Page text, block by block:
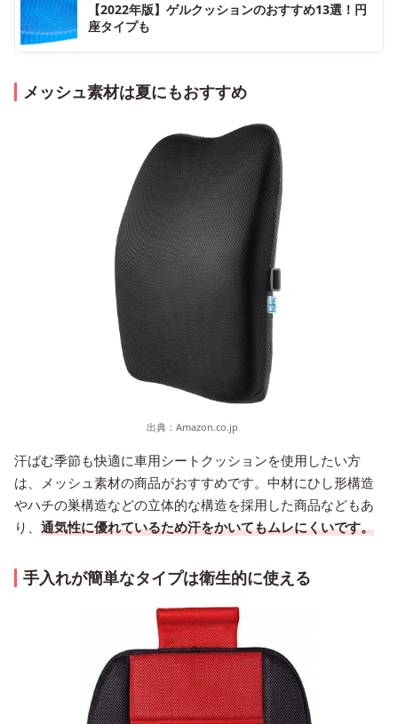
【2022年版】ゲルクッションのおすすめ13選！円
座タイプも
メッシュ素材は夏にもおすすめ
出典： Amazon.co.jp
汗ばむ季節も快適に車用シートクッションを使用したい方
は、メッシュ素材の商品がおすすめです。中材にひし形構造
やハチの巣構造などの立体的な構造を採用した商品などもあ
り、 通気性に優れているため汗をかいてもムレにくいです。
手入れが簡単なタイプは衛生的に使える